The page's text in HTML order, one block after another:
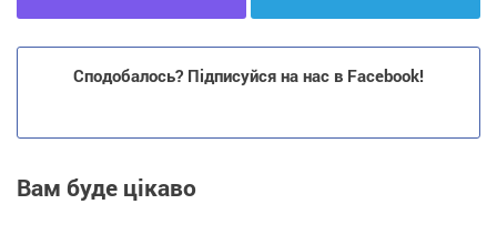
Сподобалось? Підписуйся на нас в Facebook!
Вам буде цікаво